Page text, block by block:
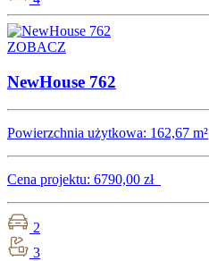
ZOBACZ
NewHouse 762
Powierzchnia użytkowa: 162,67 m²
Cena projektu: 6790,00 zł
2
3